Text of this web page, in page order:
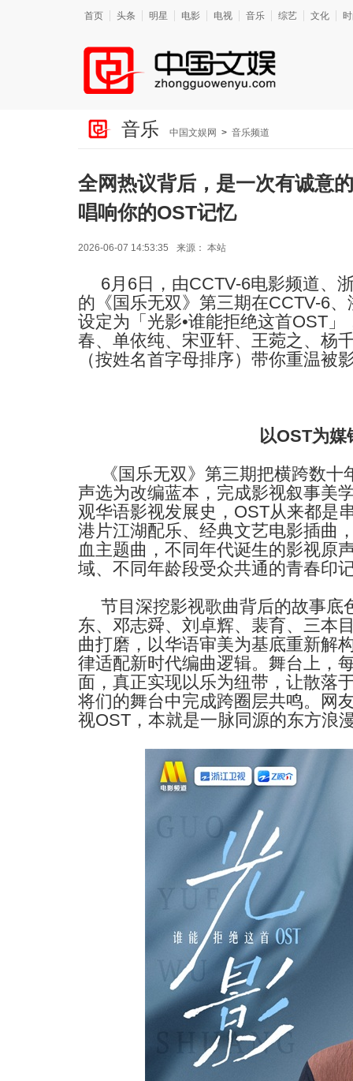
首页 头条 明星 电影 电视 音乐 综艺 文化
音乐 中国文娱网 > 音乐频道
全网热议背后，是一次有诚意
唱响你的OST记忆
2026-06-07 14:53:35 来源： 本站
6月 6日，由CCTV-6电影频道、
的《国乐无双》第三期在CCTV-6、
设定为「光影•谁能拒绝这首OST
春、单依纯、宋亚轩、王菀之、杨
（按姓名首字母排序）带你重温被
以OST为媒
《国乐无双》第三期把横跨数
声选为改编蓝本，完成影视叙事美
观华语影视发展史， OST从来都是
港片江湖配乐、经典文艺电影插曲
血主题曲，不同年代诞生的影视原
域、不同年龄段受众共通的青春印
节目深挖影视歌曲背后的故事底
东、邓志舜、刘卓辉、裴育、三本
曲打磨，以华语审美为基底重新解
律适配新时代编曲逻辑。舞台上，
面，真正实现以乐为纽带，让散落
将们的舞台中完成跨圈层共鸣。网
视OST ，本就是一脉同源的东方浪